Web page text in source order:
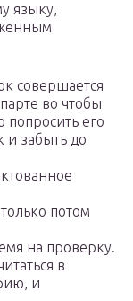
языку,
совершается
во чтобы
его
и забыть до
потом
на проверку.
в
и